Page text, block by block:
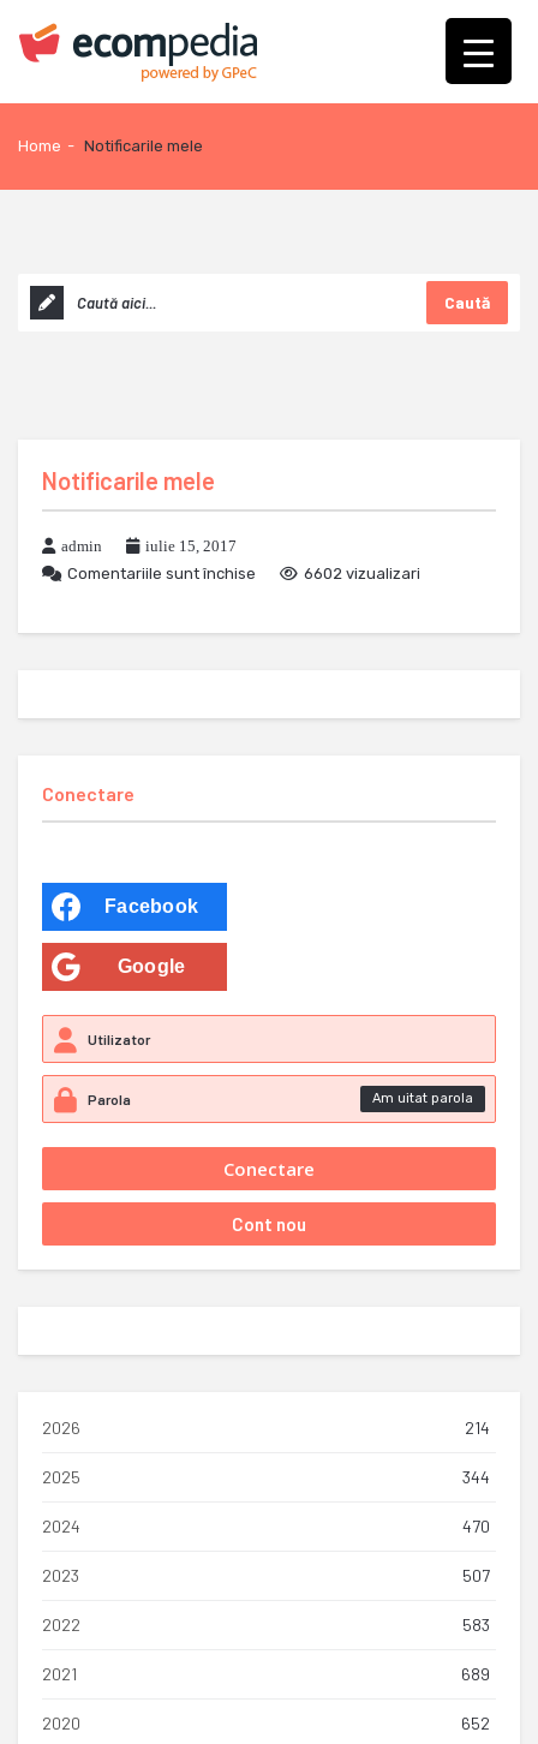
Home - Notificarile mele
Caută
Notificarile mele
admin
iulie 15, 2017
Comentariile sunt închise
6602 vizualizari
Conectare
Facebook
Google
Am uitat parola
2026 214
2025 344
2024 470
2023 507
2022 583
2021 689
2020 652